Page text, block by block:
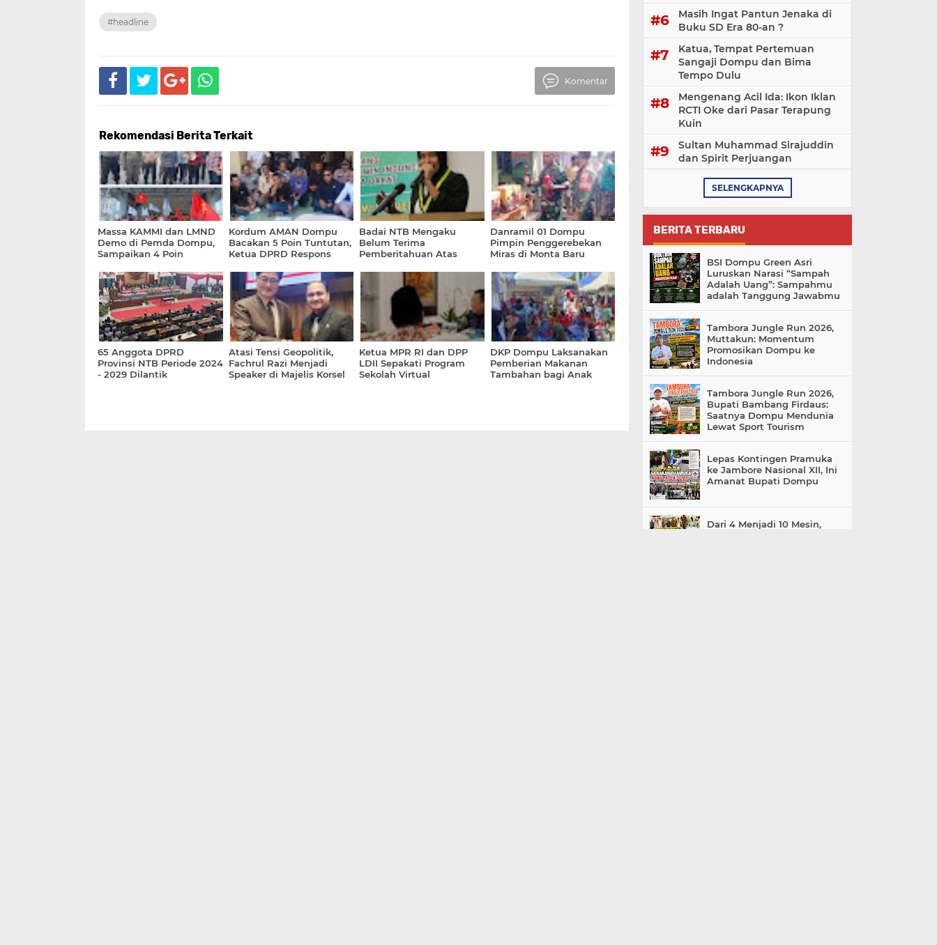
#headline
Komentar
Rekomendasi Berita Terkait
Massa KAMMI dan LMND
Demo di Pemda Dompu,
Sampaikan 4 Poin
Kordum AMAN Dompu
Bacakan 5 Poin Tuntutan,
Ketua DPRD Respons
Badai NTB Mengaku
Belum Terima
Pemberitahuan Atas
Dilaporkan
Danramil 01 Dompu
Pimpin Penggerebekan
Miras di Monta Baru
65 Anggota DPRD
Provinsi NTB Periode 2024
- 2029 Dilantik
Atasi Tensi Geopolitik,
Fachrul Razi Menjadi
Speaker di Majelis Korsel
Ketua MPR RI dan DPP
LDII Sepakati Program
Sekolah Virtual
DKP Dompu Laksanakan
Pemberian Makanan
Tambahan bagi Anak
Masih Ingat Pantun Jenaka di
Buku SD Era 80-an ?
Katua, Tempat Pertemuan
Sangaji Dompu dan Bima
Tempo Dulu
Mengenang Acil Ida: Ikon Iklan
RCTI Oke dari Pasar Terapung
Kuin
Sultan Muhammad Sirajuddin
dan Spirit Perjuangan
SELENGKAPNYA
BERITA TERBARU
BSI Dompu Green Asri
Luruskan Narasi “Sampah
Adalah Uang”: Sampahmu
adalah Tanggung Jawabmu
Tambora Jungle Run 2026,
Muttakun: Momentum
Promosikan Dompu ke
Indonesia
Tambora Jungle Run 2026,
Bupati Bambang Firdaus:
Saatnya Dompu Mendunia
Lewat Sport Tourism
Lepas Kontingen Pramuka
ke Jambore Nasional XII, Ini
Amanat Bupati Dompu
Dari 4 Menjadi 10 Mesin,